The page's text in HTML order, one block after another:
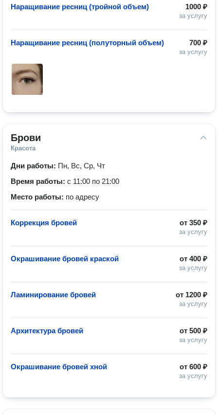
1000 ₽
за услугу
Наращивание ресниц (тройной объем)
700 ₽
за услугу
Наращивание ресниц (полуторный объем)
Брови
Красота
Дни работы: Пн, Вс, Ср, Чт
Время работы: с 11:00 по 21:00
Место работы: по адресу
от 350 ₽
за услугу
Коррекция бровей
от 400 ₽
за услугу
Окрашивание бровей краской
от 1200 ₽
за услугу
Ламинирование бровей
от 500 ₽
за услугу
Архитектура бровей
от 600 ₽
за услугу
Окрашивание бровей хной